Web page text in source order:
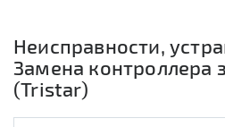
Неисправности,
Замена контроллера
(Tristar)